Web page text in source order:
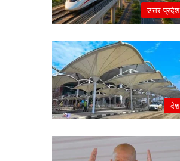
उत्तर प्रदेश
देश